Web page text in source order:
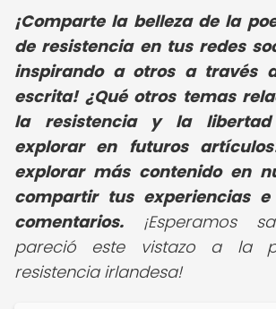
¡Comparte la belleza de la
de resistencia en tus redes
inspirando a otros a través
escrita! ¿Qué otros temas
la resistencia y la
explorar en futuros
explorar más contenido en
compartir tus experiencias
comentarios. ¡Esperamos
pareció este vistazo a la
resistencia irlandesa!